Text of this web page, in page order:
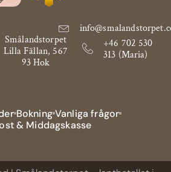
Smålandstorpet
Lilla Fällan, 567
93 Hok
+46 702 530
313 (Maria)
BokningVanliga frågor
& Middagskasse